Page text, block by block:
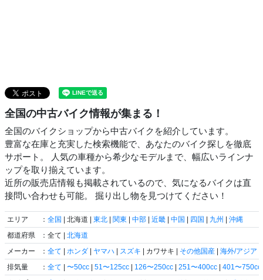
全国の中古バイク情報が集まる！
全国のバイクショップから中古バイクを紹介しています。
豊富な在庫と充実した検索機能で、あなたのバイク探しを徹底
サポート。 人気の車種から希少なモデルまで、幅広いラインナ
ップを取り揃えています。
近所の販売店情報も掲載されているので、気になるバイクは直
接問い合わせも可能。 掘り出し物を見つけてください！
エリア ： 全国 | 北海道 | 東北 | 関東 | 中部 | 近畿 | 中国 | 四国 | 九州 | 沖縄
都道府県
：全て | 北海道
メーカー
： 全て | ホンダ | ヤマハ | スズキ | カワサキ | その他国産 | 海外/アジア
排気量
： 全て | 〜50cc | 51〜125cc | 126〜250cc | 251〜400cc | 401〜750cc